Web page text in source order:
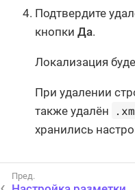
Подтвердите
кнопки Да.
Локализация
При удалении
также удалён
хранились